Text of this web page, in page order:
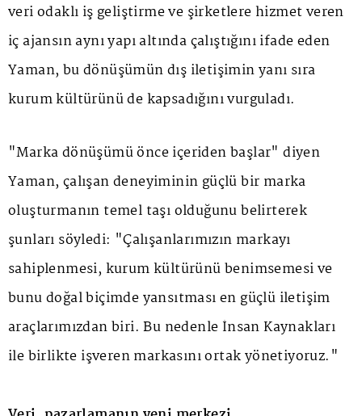
veri odaklı iş geliştirme ve şirketlere hizmet veren
iç ajansın aynı yapı altında çalıştığını ifade eden
Yaman, bu dönüşümün dış iletişimin yanı sıra
kurum kültürünü de kapsadığını vurguladı.
"Marka dönüşümü önce içeriden başlar" diyen
Yaman, çalışan deneyiminin güçlü bir marka
oluşturmanın temel taşı olduğunu belirterek
şunları söyledi: "Çalışanlarımızın markayı
sahiplenmesi, kurum kültürünü benimsemesi ve
bunu doğal biçimde yansıtması en güçlü iletişim
araçlarımızdan biri. Bu nedenle İnsan Kaynakları
ile birlikte işveren markasını ortak yönetiyoruz."